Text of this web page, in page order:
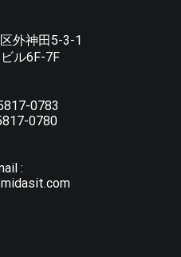
外神田5-3-1
ル6F-7F
0783
0780
: